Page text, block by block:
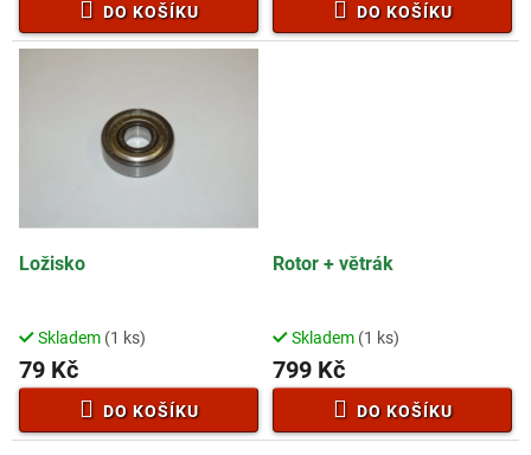
DO KOŠÍKU DO KOŠÍKU
Ložisko
Skladem (1 ks)
79 Kč
DO KOŠÍKU
Rotor + větrák
Skladem (1 ks)
799 Kč
DO KOŠÍKU